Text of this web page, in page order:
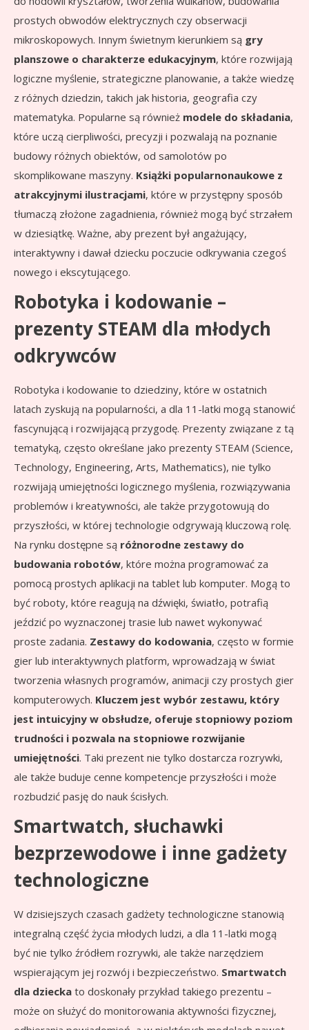
prostych obwodów elektrycznych czy obserwacji
mikroskopowych. Innym świetnym kierunkiem są gry
planszowe o charakterze edukacyjnym, które rozwijają
logiczne myślenie, strategiczne planowanie, a także wiedzę
z różnych dziedzin, takich jak historia, geografia czy
matematyka. Popularne są również modele do składania,
które uczą cierpliwości, precyzji i pozwalają na poznanie
budowy różnych obiektów, od samolotów po
skomplikowane maszyny. Książki popularnonaukowe z
atrakcyjnymi ilustracjami, które w przystępny sposób
tłumaczą złożone zagadnienia, również mogą być strzałem
w dziesiątkę. Ważne, aby prezent był angażujący,
interaktywny i dawał dziecku poczucie odkrywania czegoś
nowego i ekscytującego.
Robotyka i kodowanie –
prezenty STEAM dla młodych
odkrywców
Robotyka i kodowanie to dziedziny, które w ostatnich
latach zyskują na popularności, a dla 11-latki mogą stanowić
fascynującą i rozwijającą przygodę. Prezenty związane z tą
tematyką, często określane jako prezenty STEAM (Science,
Technology, Engineering, Arts, Mathematics), nie tylko
rozwijają umiejętności logicznego myślenia, rozwiązywania
problemów i kreatywności, ale także przygotowują do
przyszłości, w której technologie odgrywają kluczową rolę.
Na rynku dostępne są różnorodne zestawy do
budowania robotów, które można programować za
pomocą prostych aplikacji na tablet lub komputer. Mogą to
być roboty, które reagują na dźwięki, światło, potrafią
jeździć po wyznaczonej trasie lub nawet wykonywać
proste zadania. Zestawy do kodowania, często w formie
gier lub interaktywnych platform, wprowadzają w świat
tworzenia własnych programów, animacji czy prostych gier
komputerowych. Kluczem jest wybór zestawu, który
jest intuicyjny w obsłudze, oferuje stopniowy poziom
trudności i pozwala na stopniowe rozwijanie
umiejętności. Taki prezent nie tylko dostarcza rozrywki,
ale także buduje cenne kompetencje przyszłości i może
rozbudzić pasję do nauk ścisłych.
Smartwatch, słuchawki
bezprzewodowe i inne gadżety
technologiczne
W dzisiejszych czasach gadżety technologiczne stanowią
integralną część życia młodych ludzi, a dla 11-latki mogą
być nie tylko źródłem rozrywki, ale także narzędziem
wspierającym jej rozwój i bezpieczeństwo. Smartwatch
dla dziecka to doskonały przykład takiego prezentu –
może on służyć do monitorowania aktywności fizycznej,